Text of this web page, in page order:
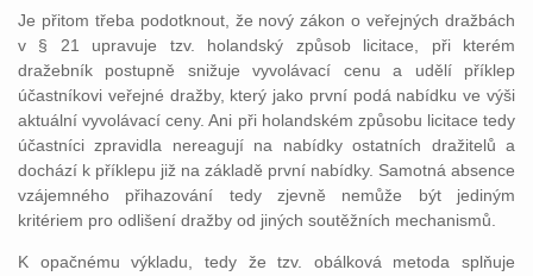
Je přitom třeba podotknout, že nový zákon o veřejných dražbách
v § 21 upravuje tzv. holandský způsob licitace, při kterém
dražebník postupně snižuje vyvolávací cenu a udělí příklep
účastníkovi veřejné dražby, který jako první podá nabídku ve výši
aktuální vyvolávací ceny. Ani při holandském způsobu licitace tedy
účastníci zpravidla nereagují na nabídky ostatních dražitelů a
dochází k příklepu již na základě první nabídky. Samotná absence
vzájemného přihazování tedy zjevně nemůže být jediným
kritériem pro odlišení dražby od jiných soutěžních mechanismů.
K opačnému výkladu, tedy že tzv. obálková metoda splňuje